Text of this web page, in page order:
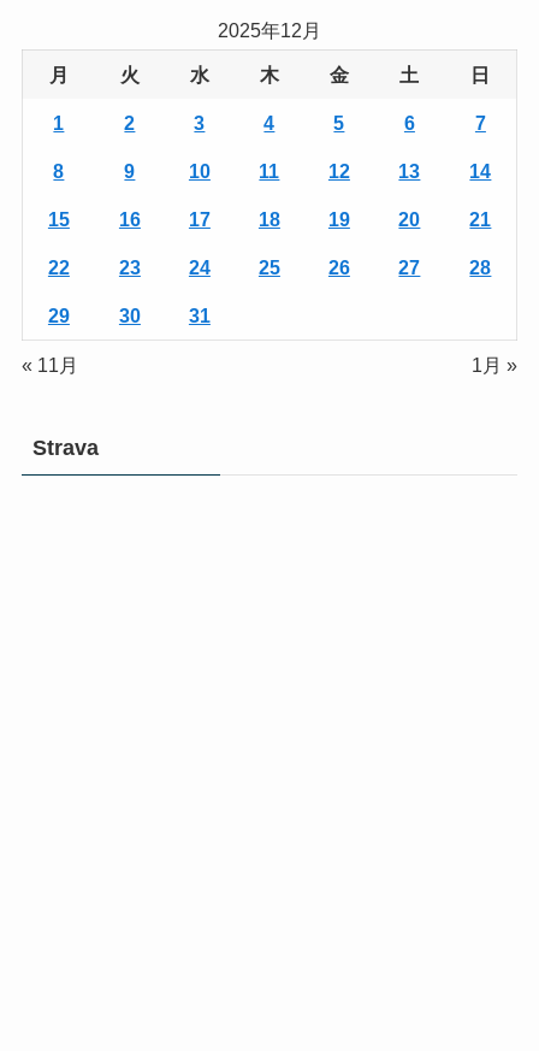
2025年12月
月 火 水 木 金 土 日
1 2 3 4 5 6 7
8 9 10 11 12 13 14
15 16 17 18 19 20 21
22 23 24 25 26 27 28
29 30 31
« 11月 1月 »
Strava